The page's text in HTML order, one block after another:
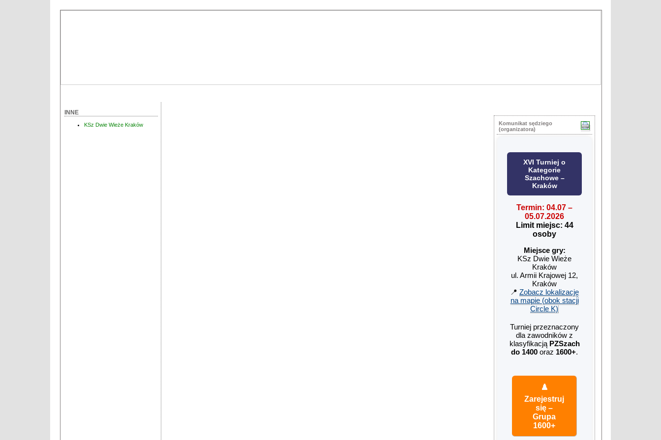
INNE
KSz Dwie Wieże Kraków
Komunikat sędziego
(organizatora)
XVI Turniej o
Kategorie
Szachowe –
Kraków
Termin: 04.07 –
05.07.2026
Limit miejsc: 44
osoby
Miejsce gry:
KSz Dwie Wieże
Kraków
ul. Armii Krajowej 12,
Kraków
📍 Zobacz lokalizację
na mapie (obok stacji
Circle K)
Turniej przeznaczony
dla zawodników z
klasyfikacją PZSzach
do 1400 oraz 1600+.
♟️
Zarejestruj
się –
Grupa
1600+